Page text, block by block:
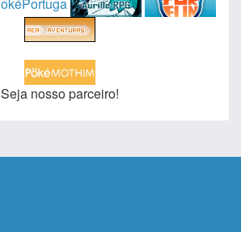
Seja nosso parceiro!